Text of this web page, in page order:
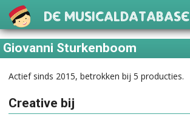
De Musicaldatabase
Giovanni Sturkenboom
Actief sinds 2015, betrokken bij 5 producties.
Creative bij